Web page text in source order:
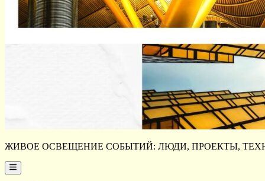
ЖИВОЕ ОСВЕЩЕНИЕ СОБЫТИЙ: ЛЮДИ, ПРОЕКТЫ,
Main
Menu